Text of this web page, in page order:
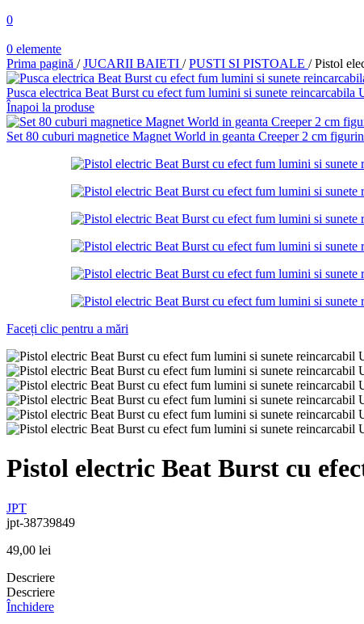
0
0 elemente
Prima pagină / JUCARII BAIETI / PUSTI SI PISTOALE / Pistol
Pusca electrica Beat Burst cu efect fum lumini si sunete reincarcabila
Înapoi la produse
Set 80 cuburi magnetice Magnet World in geanta Creeper 2 cm
Faceți clic pentru a mări
Pistol electric Beat Burst cu
JPT
jpt-38739849
49,00 lei
Descriere
Descriere
Închidere